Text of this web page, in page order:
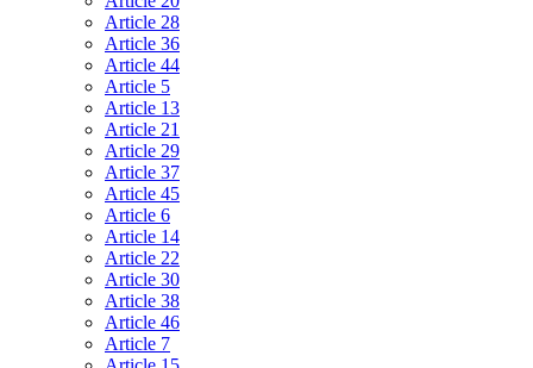
Article 28
Article 36
Article 44
Article 5
Article 13
Article 21
Article 29
Article 37
Article 45
Article 6
Article 14
Article 22
Article 30
Article 38
Article 46
Article 7